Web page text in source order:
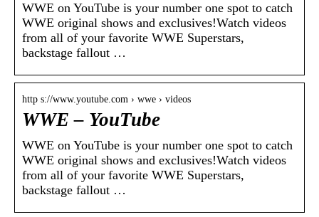
WWE on YouTube is your number one spot to catch
WWE original shows and exclusives!Watch videos
from all of your favorite WWE Superstars,
backstage fallout …
http s://www.youtube.com › wwe › videos
WWE – YouTube
WWE on YouTube is your number one spot to catch
WWE original shows and exclusives!Watch videos
from all of your favorite WWE Superstars,
backstage fallout …